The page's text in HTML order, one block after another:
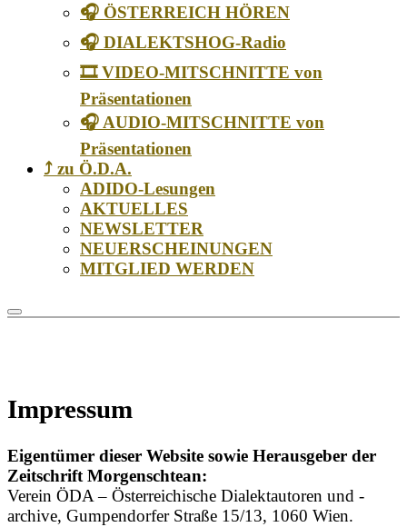
🎧 ÖSTERREICH HÖREN
🎧 DIALEKTSHOG-Radio
🎞️ VIDEO-MITSCHNITTE von
Präsentationen
🎧 AUDIO-MITSCHNITTE von
Präsentationen
⤴️ zu Ö.D.A.
ADIDO-Lesungen
AKTUELLES
NEWSLETTER
NEUERSCHEINUNGEN
MITGLIED WERDEN
Impressum
Eigentümer dieser Website sowie Herausgeber der
Zeitschrift Morgenschtean:
Verein ÖDA – Österreichische Dialektautoren und -
archive, Gumpendorfer Straße 15/13, 1060 Wien.